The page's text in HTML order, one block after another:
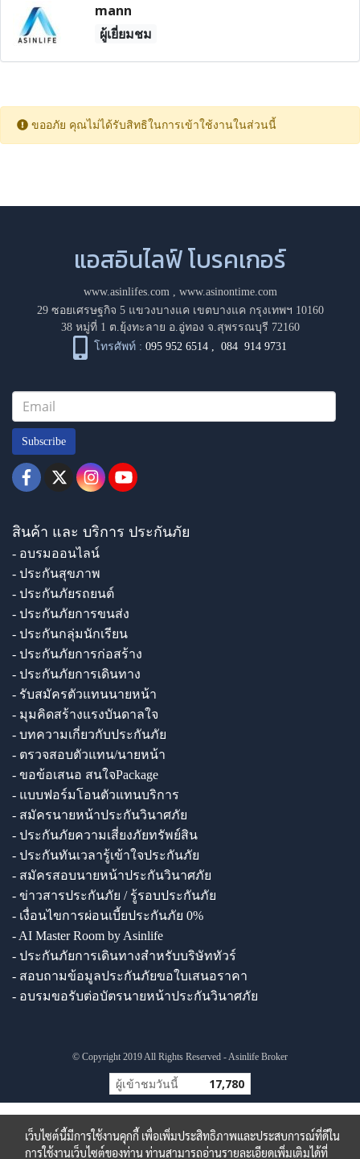
mann
ผู้เยี่ยมชม
ขออภัย คุณไม่ได้รับสิทธิในการเข้าใช้งานในส่วนนี้
แอสอินไลฟ์ โบรคเกอร์
www.asinlifes.com, www.asinontime.com
29 ซอยเศรษฐกิจ 5 แขวงบางแค เขตบางแค กรุงเทพฯ 10160
38 หมู่ที่ 1 ต.ยุ้งทะลาย อ.อู่ทอง จ.สุพรรณบุรี 72160
โทรศัพท์ : 095 952 6514 ,084 914 9731
Subscribe
สินค้า และ บริการ ประกันภัย
- อบรมออนไลน์
- ประกันสุขภาพ
- ประกันภัยรถยนต์
- ประกันภัยการขนส่ง
- ประกันกลุ่มนักเรียน
- ประกันภัยการก่อสร้าง
- ประกันภัยการเดินทาง
- รับสมัครตัวแทนนายหน้า
- มุมคิดสร้างแรงบันดาลใจ
- บทความเกี่ยวกับประกันภัย
- ตรวจสอบตัวแทน/นายหน้า
- ขอข้อเสนอ สนใจPackage
- แบบฟอร์มโอนตัวแทนบริการ
- สมัครนายหน้าประกันวินาศภัย
- ประกันภัยความเสี่ยงภัยทรัพย์สิน
- ประกันทันเวลารู้เข้าใจประกันภัย
- สมัครสอบนายหน้าประกันวินาศภัย
- ข่าวสารประกันภัย / รู้รอบประกันภัย
- เงื่อนไขการผ่อนเบี้ยประกันภัย 0%
- AI Master Room by Asinlife
- ประกันภัยการเดินทางสำหรับบริษัททัวร์
- สอบถามข้อมูลประกันภัยขอใบเสนอราคา
- อบรมขอรับต่อบัตรนายหน้าประกันวินาศภัย
© Copyright 2019 All Rights Reserved - Asinlife Broker
ผู้เข้าชมวันนี้ 17,780
เว็บไซต์นี้มีการใช้งานคุกกี้ เพื่อเพิ่มประสิทธิภาพและประสบการณ์ที่ดีใน
การใช้งานเว็บไซต์ของท่าน ท่านสามารถอ่านรายละเอียดเพิ่มเติมได้ที่